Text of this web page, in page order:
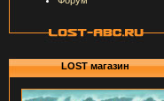
LOST магазин